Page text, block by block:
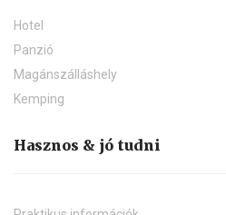
Hotel
Panzió
Magánszálláshely
Kemping
Hasznos & jó tudni